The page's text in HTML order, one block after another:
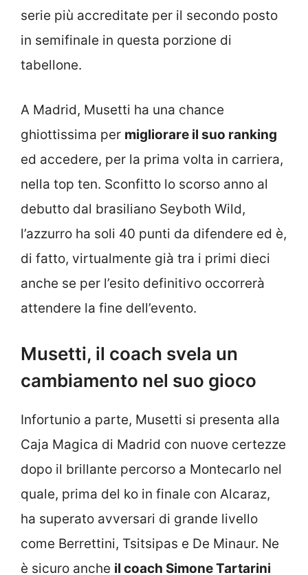
serie più accreditate per il secondo posto
in semifinale in questa porzione di
tabellone.
A Madrid, Musetti ha una chance
ghiottissima per migliorare il suo ranking
ed accedere, per la prima volta in carriera,
nella top ten. Sconfitto lo scorso anno al
debutto dal brasiliano Seyboth Wild,
l’azzurro ha soli 40 punti da difendere ed è,
di fatto, virtualmente già tra i primi dieci
anche se per l’esito definitivo occorrerà
attendere la fine dell’evento.
Musetti, il coach svela un
cambiamento nel suo gioco
Infortunio a parte, Musetti si presenta alla
Caja Magica di Madrid con nuove certezze
dopo il brillante percorso a Montecarlo nel
quale, prima del ko in finale con Alcaraz,
ha superato avversari di grande livello
come Berrettini, Tsitsipas e De Minaur. Ne
è sicuro anche il coach Simone Tartarini